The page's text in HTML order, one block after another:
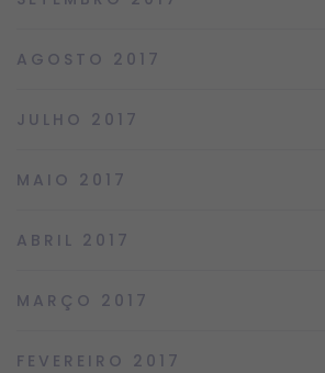
AGOSTO 2017
JULHO 2017
MAIO 2017
ABRIL 2017
MARÇO 2017
FEVEREIRO 2017